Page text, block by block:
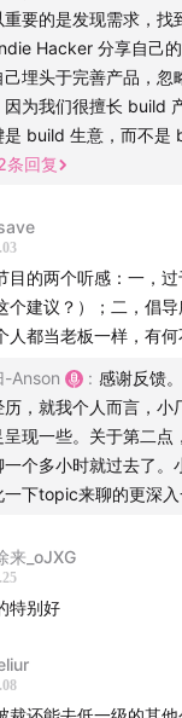
：GVBASIC是
[1]。该语言用于文
等，且编程时必须
：刺客信条是一款
年首次推出。游戏
为成功的游戏之一。
：AVG游戏是一种
游戏通常不需要玩
情走向和结局。
构是软件工程中
修改代码结构、优
可以提高代码的质
。
严禁转载】
重要的是发现需求，
Hacker 分享自己
己埋头于完善产品，忽
因为我们很擅长 build
是 build 生意，而不是
条回复
目的两个听感：一，
个建议？）；二，倡
人都当老板一样，有
-Anson : 感谢反馈
历，就我个人而言，
呈现一些。关于第二点
一个多小时就过去了。
一下topic来聊的更深入
来_oJXG
特别好